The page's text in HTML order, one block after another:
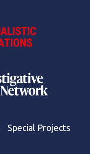
Special Projects